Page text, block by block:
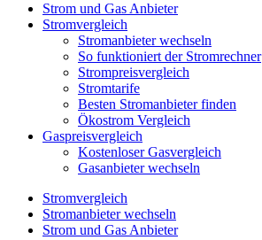
Strom und Gas Anbieter
Stromvergleich
Stromanbieter wechseln
So funktioniert der Stromrechner
Strompreisvergleich
Stromtarife
Besten Stromanbieter finden
Ökostrom Vergleich
Gaspreisvergleich
Kostenloser Gasvergleich
Gasanbieter wechseln
Stromvergleich
Stromanbieter wechseln
Strom und Gas Anbieter